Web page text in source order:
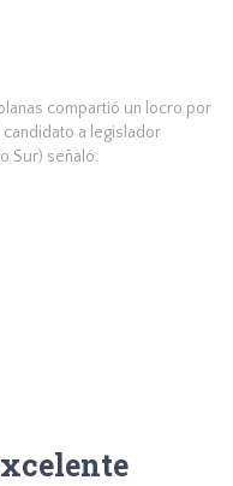
compartió un locro por
candidato a legislador
Sur) señaló: